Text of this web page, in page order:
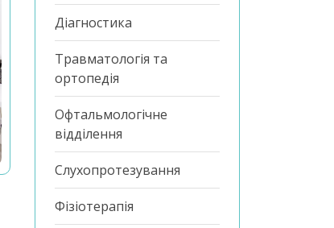
Діагностика
Травматологія та
ортопедія
Офтальмологічне
відділення
Слухопротезування
Фізіотерапія